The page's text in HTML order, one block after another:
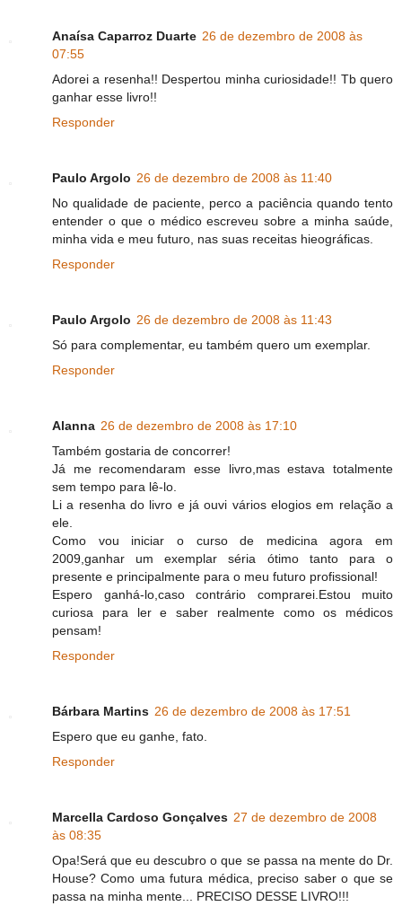
Anaísa Caparroz Duarte 26 de dezembro de 2008 às
07:55
Adorei a resenha!! Despertou minha curiosidade!! Tb quero
ganhar esse livro!!
Responder
Paulo Argolo 26 de dezembro de 2008 às 11:40
No qualidade de paciente, perco a paciência quando tento
entender o que o médico escreveu sobre a minha saúde,
minha vida e meu futuro, nas suas receitas hieográficas.
Responder
Paulo Argolo 26 de dezembro de 2008 às 11:43
Só para complementar, eu também quero um exemplar.
Responder
Alanna 26 de dezembro de 2008 às 17:10
Também gostaria de concorrer!
Já me recomendaram esse livro,mas estava totalmente
sem tempo para lê-lo.
Li a resenha do livro e já ouvi vários elogios em relação a
ele.
Como vou iniciar o curso de medicina agora em
2009,ganhar um exemplar séria ótimo tanto para o
presente e principalmente para o meu futuro profissional!
Espero ganhá-lo,caso contrário comprarei.Estou muito
curiosa para ler e saber realmente como os médicos
pensam!
Responder
Bárbara Martins 26 de dezembro de 2008 às 17:51
Espero que eu ganhe, fato.
Responder
Marcella Cardoso Gonçalves 27 de dezembro de 2008
às 08:35
Opa!Será que eu descubro o que se passa na mente do Dr.
House? Como uma futura médica, preciso saber o que se
passa na minha mente... PRECISO DESSE LIVRO!!!